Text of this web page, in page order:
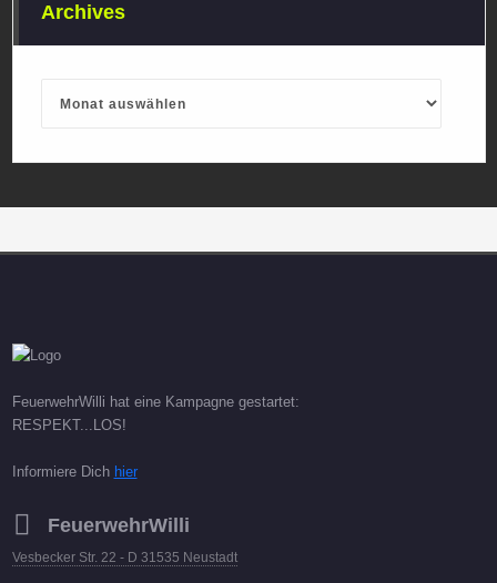
Archives
FeuerwehrWilli hat eine Kampagne gestartet:
RESPEKT...LOS!
Informiere Dich hier
FeuerwehrWilli
Vesbecker Str. 22 - D 31535 Neustadt